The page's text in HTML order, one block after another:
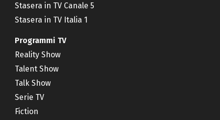
Stasera in TV Canale 5
Stasera in TV Italia 1
Programmi TV
Reality Show
Talent Show
Talk Show
Serie TV
Fiction